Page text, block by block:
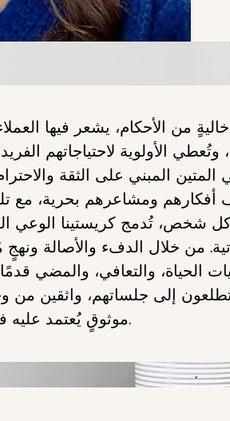
خاليةٍ من الأحكام، يشعر فيها
وتُعطي الأولوية لاحتياجاتهم
المتين المبني على الثقة
أفكارهم ومشاعرهم بحرية، مع
شخص، تُدمج كريستينا الوعي
من خلال الدفء والأصالة
الحياة، والتعافي، والمضي
إلى جلساتهم، واثقين من
موثوقٍ يُعتمد عليهفي رحلتهم.